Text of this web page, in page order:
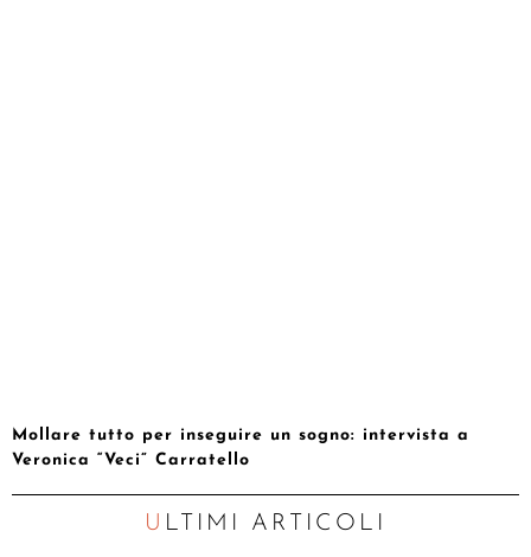
Mollare tutto per inseguire un sogno: intervista a
Veronica “Veci” Carratello
ULTIMI ARTICOLI